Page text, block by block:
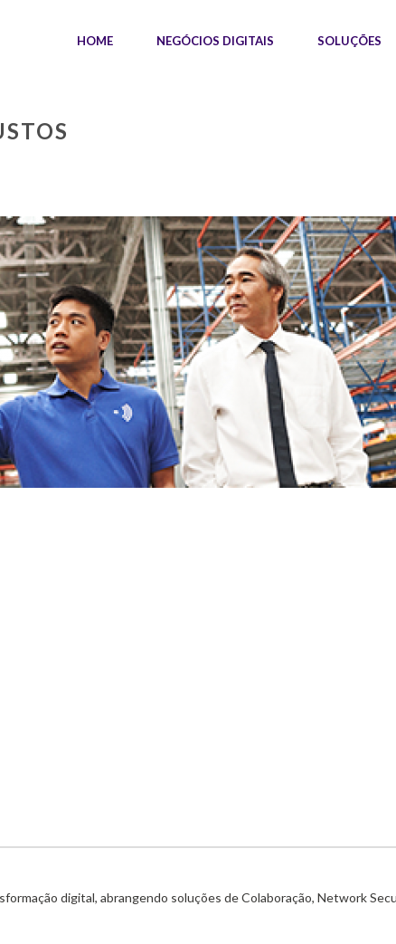
HOME NEGÓCIOS DIGITAIS SOLUÇÕES
digital, abrangendo soluções de Colaboração, Network